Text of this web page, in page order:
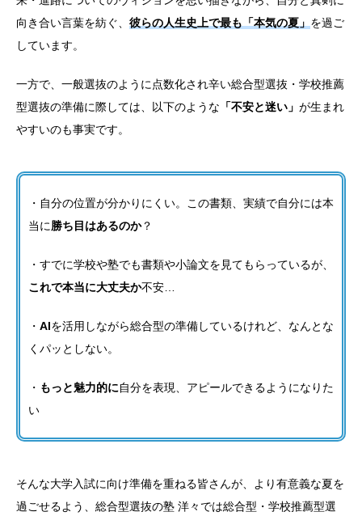
向き合い言葉を紡ぐ、 彼らの人生史上で最も「本気の夏」 を過ご
しています。
一方で、一般選抜のように点数化され辛い総合型選抜・学校推薦
型選抜の準備に際しては、以下のような 「不安と迷い」 が生まれ
やすいのも事実です。
・自分の位置が分かりにくい。この書類、実績で自分には本
当に勝ち目はあるのか？
・すでに学校や塾でも書類や小論文を見てもらっているが、
これで本当に大丈夫か不安…
・ AIを活用しながら総合型の準備しているけれど、なんとな
くパッとしない。
・ もっと魅力的に自分を表現、アピールできるようになりた
い
そんな大学入試に向け準備を重ねる皆さんが、より有意義な夏を
過ごせるよう、総合型選抜の塾 洋々では総合型・学校推薦型選